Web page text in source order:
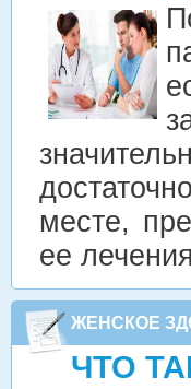
месте,
ее
ЖЕНСКОЕ
ЧТО